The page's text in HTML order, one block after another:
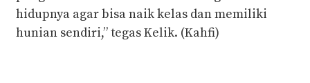
hidupnya agar bisa naik kelas dan memiliki
hunian sendiri,” tegas Kelik. (Kahfi)